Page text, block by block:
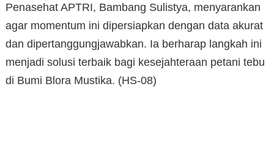
Penasehat APTRI, Bambang Sulistya, menyarankan
agar momentum ini dipersiapkan dengan data akurat
dan dipertanggungjawabkan. Ia berharap langkah ini
menjadi solusi terbaik bagi kesejahteraan petani tebu
di Bumi Blora Mustika. (HS-08)